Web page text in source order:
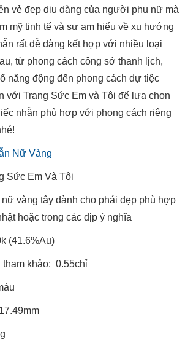
vẻ đẹp dịu dàng của người phụ nữ mà
mỹ tinh tế và sự am hiểu về xu hướng
rất dễ dàng kết hợp với nhiều loại
từ phong cách công sở thanh lịch,
năng động đến phong cách dự tiệc
với Trang Sức Em và Tôi để lựa chọn
nhẫn phù hợp với phong cách riêng
Nữ Vàng
Sức Em Và Tôi
vàng tây dành cho phái đẹp phù hợp
hoặc trong các dịp ý nghĩa
(41.6%Au)
khảo: 0.55chỉ